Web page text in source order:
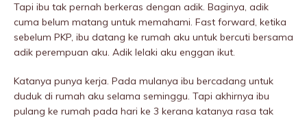
Tapi ibu tak pernah berkeras dengan adik. Baginya, adik
cuma belum matang untuk memahami. Fast forward, ketika
sebelum PKP, ibu datang ke rumah aku untuk bercuti bersama
adik perempuan aku. Adik lelaki aku enggan ikut.
Katanya punya kerja. Pada mulanya ibu bercadang untuk
duduk di rumah aku selama seminggu. Tapi akhirnya ibu
pulang ke rumah pada hari ke 3 kerana katanya rasa tak